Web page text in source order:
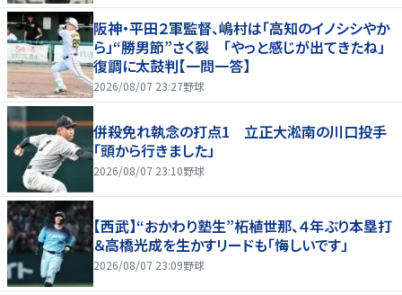
阪神・平田２軍監督、嶋村は「高知のイノシシやか
ら」“勝男節”さく裂 「やっと感じが出てきたね」
復調に太鼓判【一問一答】
2026/08/07 23:27野球
併殺免れ執念の打点1 立正大淞南の川口投手
「頭から行きました」
2026/08/07 23:10野球
【西武】“おかわり塾生”柘植世那、４年ぶり本塁打
＆高橋光成を生かすリードも「悔しいです」
2026/08/07 23:09野球